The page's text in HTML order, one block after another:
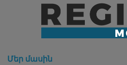
Մեր մասին